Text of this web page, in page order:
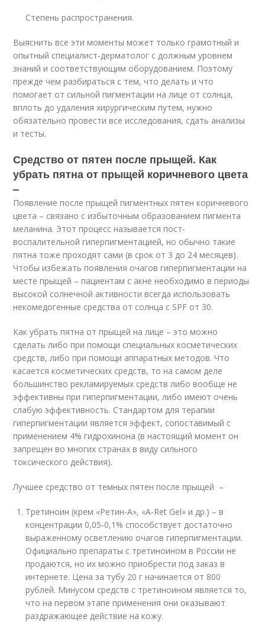
Степень распространения.
Выяснить все эти моменты может только грамотный и
опытный специалист-дерматолог с должным уровнем
знаний и соответствующим оборудованием. Поэтому
прежде чем разбираться с тем, что делать и что
помогает от сильной пигментации на лице от солнца,
вплоть до удаления хирургическим путем, нужно
обязательно провести все исследования, сдать анализы
и тесты.
Средство от пятен после прыщей. Как
убрать пятна от прыщей коричневого цвета
–
Появление после прыщей пигментных пятен коричневого
цвета – связано с избыточным образованием пигмента
меланина. Этот процесс называется пост-
воспалительной гиперпигментацией, но обычно такие
пятна тоже проходят сами (в срок от 3 до 24 месяцев).
Чтобы избежать появления очагов гиперпигментации на
месте прыщей – пациентам с акне необходимо в периоды
высокой солнечной активности всегда использовать
некомедогенные средства от солнца с SPF от 30.
Как убрать пятна от прыщей на лице – это можно
сделать либо при помощи специальных косметических
средств, либо при помощи аппаратных методов. Что
касается косметических средств, то на самом деле
большинство рекламируемых средств либо вообще не
эффективны при гиперпигментации, либо имеют очень
слабую эффективность. Стандартом для терапии
гиперпигментации является эффект, сопоставимый с
применением 4% гидрохинона (в настоящий момент он
запрещен во многих странах в виду сильного
токсического действия).
Лучшее средство от темных пятен после прыщей –
Третиноин (крем «Ретин-А», «A-Ret Gel» и др.) – в
концентрации 0,05-0,1% способствует достаточно
выраженному осветлению очагов гиперпигментации.
Официально препараты с третиноином в России не
продаются, но их можно приобрести под заказ в
интернете. Цена за тубу 20 г начинается от 800
рублей. Минусом средств с третиноином является то,
что на первом этапе применения они оказывают
раздражающее действие на кожу.